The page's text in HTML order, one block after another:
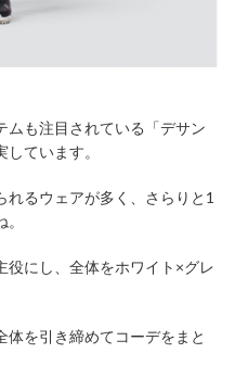
ムも注目されている「デサン
ています。
るウェアが多く、さらりと1
役にし、全体をホワイト×グレ
を引き締めてコーデをまと